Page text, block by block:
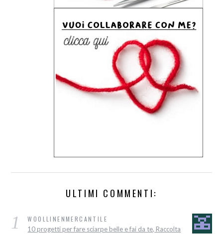
ULTIMI COMMENTI:
1 WOOLLINENMERCANTILE
10 progetti per fare sciarpe belle e fai da te, Raccolta